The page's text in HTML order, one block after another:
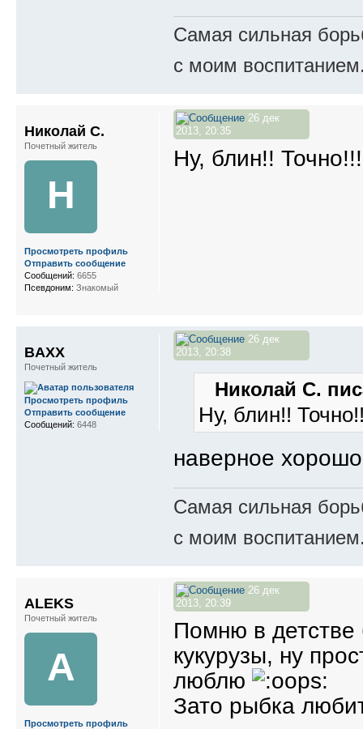
Самая сильная
с моим
26 дек
2013, 20:35
Ну, блин!!
Николай С.
Почетный житель
Н
Просмотреть профиль
Отправить сообщение
Сообщений: 6655
Псевдоним: Знакомый
26 дек
2013, 20:38
Николай С.
Ну, блин!!
наверное
Самая сильная
с моим
BAXX
Почетный житель
Просмотреть профиль
Отправить сообщение
Сообщений: 6448
26 дек
2013, 20:39
Помню в детстве
кукурузы, ну
люблю
Зато рыбка
ALEKS
Почетный житель
A
Просмотреть профиль